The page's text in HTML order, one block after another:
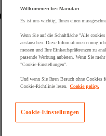
Willkommen bei Manutan
Es ist uns wichtig, Ihnen einen
Wenn Sie auf die Schaltfläche "Alle
austauschen. Diese Informationen
messen und Ihre Einkaufspräferenzen zu
passende Werbung anbieten. Wenn Sie
"Cookie-Einstellungen".
Und wenn Sie Ihren Besuch ohne Cookies
Cookie-Richtlinie lesen.
Cookie policy.
Cookie-Einstellungen